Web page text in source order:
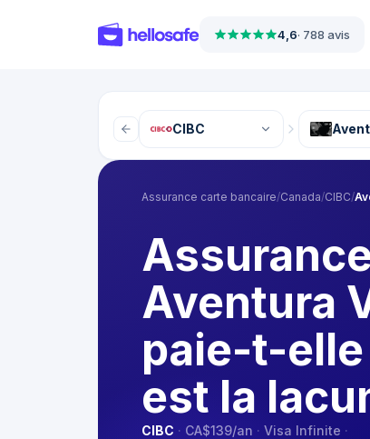
4,6· 788 avis
CIBC
Assurance carte bancaire/Canada/CIBC/
Aventura
paie-t-
est la
CIBC · CA$139/an · Visa Infinite ·